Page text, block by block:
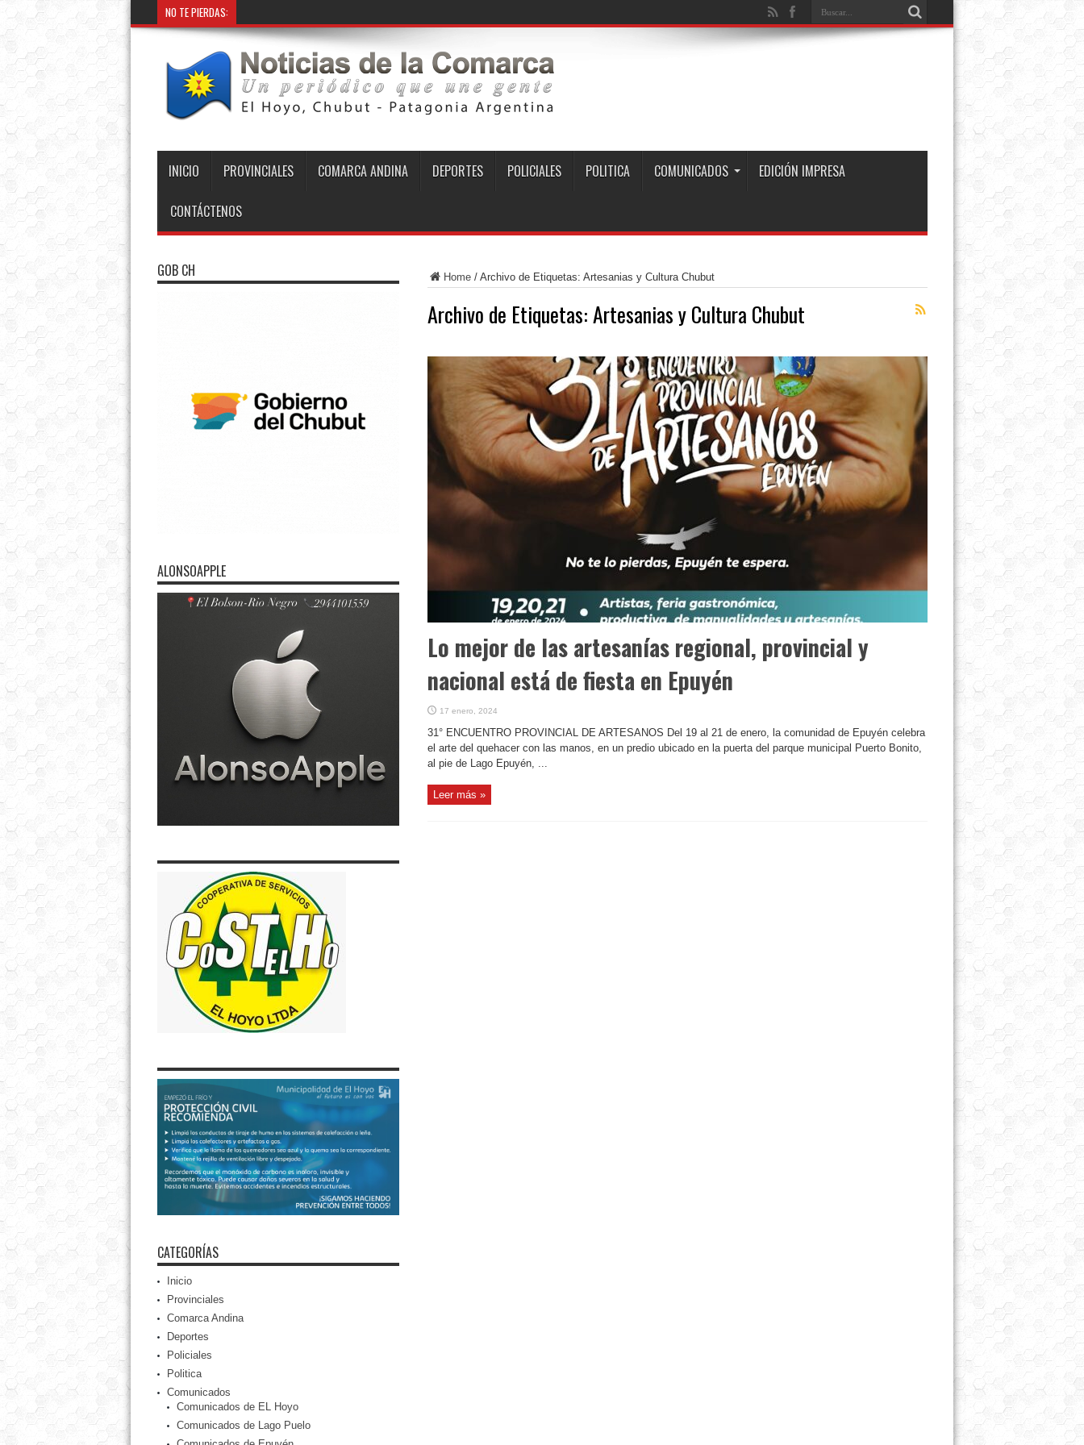
NO TE PIERDAS:
INICIO PROVINCIALES COMARCA ANDINA DEPORTES POLICIALES POLITICA COMUNICADOS EDICIÓN IMPRESA
CONTÁCTENOS
Home/ Archivo de Etiquetas: Artesanias y Cultura Chubut
Archivo de Etiquetas:Artesanias y Cultura Chubut
Lo mejor de las artesanías regional, provincial y
nacional está de fiesta en Epuyén
17 enero, 2024
31° ENCUENTRO PROVINCIAL DE ARTESANOS Del 19 al 21 de enero, la comunidad de Epuyén celebra
el arte del quehacer con las manos, en un predio ubicado en la puerta del parque municipal Puerto Bonito,
al pie de Lago Epuyén, ...
Leer más »
GOB CH
ALONSOAPPLE
CATEGORÍAS
Inicio
Provinciales
Comarca Andina
Deportes
Policiales
Politica
Comunicados
Comunicados de EL Hoyo
Comunicados de Lago Puelo